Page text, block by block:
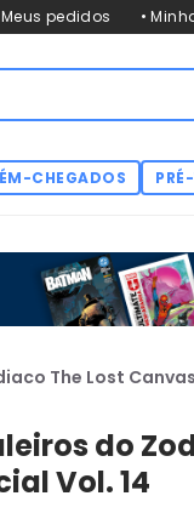
Meus pedidos •
CHEGADOS
The Lost
do
Vol. 14